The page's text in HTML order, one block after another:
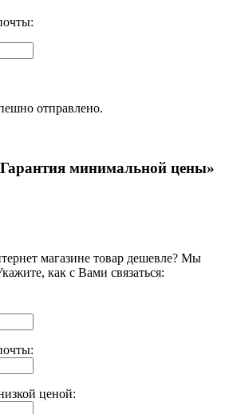
отправлено.
минимальной цены»
магазине товар дешевле? Мы
как с Вами связаться:
ценой: